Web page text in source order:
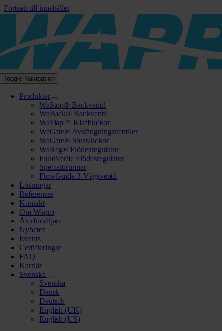
Fortsätt till innehållet
Toggle Navigation
Produkter
WaStop® Backventil
WaBack® Backventil
WaFlap™ Klaffluckor
WaGate® Avstängningsventiler
WaGate® Slussluckor
WaReg® Flödesregulator
FluidVertic Flödesregulator
Specialbrunnar
FlowGuide 3-Vägsventil
Lösningar
Referenser
Kontakt
Om Wapro
Återförsäljare
Nyheter
Events
Certifieringar
FAQ
Karriär
Svenska
Svenska
Dansk
Deutsch
English (UK)
English (US)